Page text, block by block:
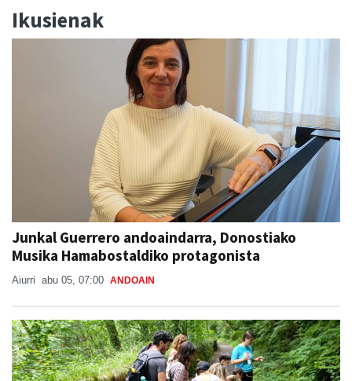
Ikusienak
Junkal Guerrero andoaindarra, Donostiako
Musika Hamabostaldiko protagonista
Aiurri abu 05, 07:00 ANDOAIN